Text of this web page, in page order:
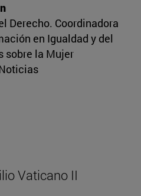
Derecho. Coordinadora
en Igualdad y del
sobre la Mujer
Vaticano II